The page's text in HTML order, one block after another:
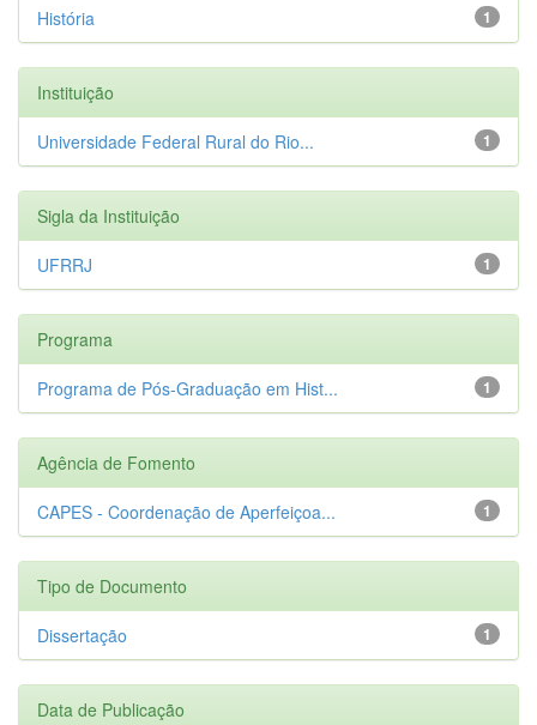
1
História
Instituição
1
Universidade Federal Rural do Rio...
Sigla da Instituição
1
UFRRJ
Programa
1
Programa de Pós-Graduação em Hist...
Agência de Fomento
1
CAPES - Coordenação de Aperfeiçoa...
Tipo de Documento
1
Dissertação
Data de Publicação